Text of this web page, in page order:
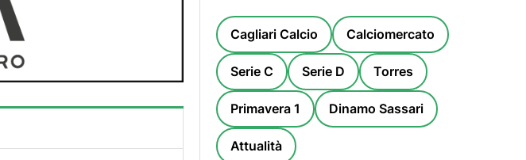
Cagliari Calcio Calciomercato
Serie C Serie D Torres
Primavera 1 Dinamo Sassari
Attualità